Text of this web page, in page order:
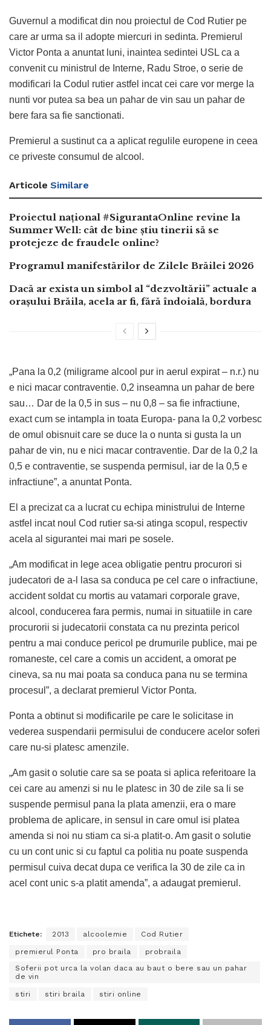
Guvernul a modificat din nou proiectul de Cod Rutier pe
care ar urma sa il adopte miercuri in sedinta. Premierul
Victor Ponta a anuntat luni, inaintea sedintei USL ca a
convenit cu ministrul de Interne, Radu Stroe, o serie de
modificari la Codul rutier astfel incat cei care vor merge la
nunti vor putea sa bea un pahar de vin sau un pahar de
bere fara sa fie sanctionati.
Premierul a sustinut ca a aplicat regulile europene in ceea
ce priveste consumul de alcool.
Articole Similare
Proiectul național #SigurantaOnline revine la
Summer Well: cât de bine știu tinerii să se
protejeze de fraudele online?
Programul manifestărilor de Zilele Brăilei 2026
Dacă ar exista un simbol al “dezvoltării” actuale a
orașului Brăila, acela ar fi, fără îndoială, bordura
„Pana la 0,2 (miligrame alcool pur in aerul expirat – n.r.) nu
e nici macar contraventie. 0,2 inseamna un pahar de bere
sau… Dar de la 0,5 in sus – nu 0,8 – sa fie infractiune,
exact cum se intampla in toata Europa- pana la 0,2 vorbesc
de omul obisnuit care se duce la o nunta si gusta la un
pahar de vin, nu e nici macar contraventie. Dar de la 0,2 la
0,5 e contraventie, se suspenda permisul, iar de la 0,5 e
infractiune”, a anuntat Ponta.
El a precizat ca a lucrat cu echipa ministrului de Interne
astfel incat noul Cod rutier sa-si atinga scopul, respectiv
acela al sigurantei mai mari pe sosele.
„Am modificat in lege acea obligatie pentru procurori si
judecatori de a-l lasa sa conduca pe cel care o infractiune,
accident soldat cu mortis au vatamari corporale grave,
alcool, conducerea fara permis, numai in situatiile in care
procurorii si judecatorii constata ca nu prezinta pericol
pentru a mai conduce pericol pe drumurile publice, mai pe
romaneste, cel care a comis un accident, a omorat pe
cineva, sa nu mai poata sa conduca pana nu se termina
procesul”, a declarat premierul Victor Ponta.
Ponta a obtinut si modificarile pe care le solicitase in
vederea suspendarii permisului de conducere acelor soferi
care nu-si platesc amenzile.
„Am gasit o solutie care sa se poata si aplica referitoare la
cei care au amenzi si nu le platesc in 30 de zile sa li se
suspende permisul pana la plata amenzii, era o mare
problema de aplicare, in sensul in care omul isi platea
amenda si noi nu stiam ca si-a platit-o. Am gasit o solutie
cu un cont unic si cu faptul ca politia nu poate suspenda
permisul cuiva decat dupa ce verifica la 30 de zile ca in
acel cont unic s-a platit amenda”, a adaugat premierul.
Etichete: 2013 alcoolemie Cod Rutier
premierul Ponta pro braila
probraila
Soferii pot urca la volan daca au baut o bere sau un pahar
de vin
stiri stiri braila stiri online